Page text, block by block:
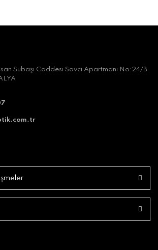
Subaşı Caddesi Savcı Apartmanı No:24/B